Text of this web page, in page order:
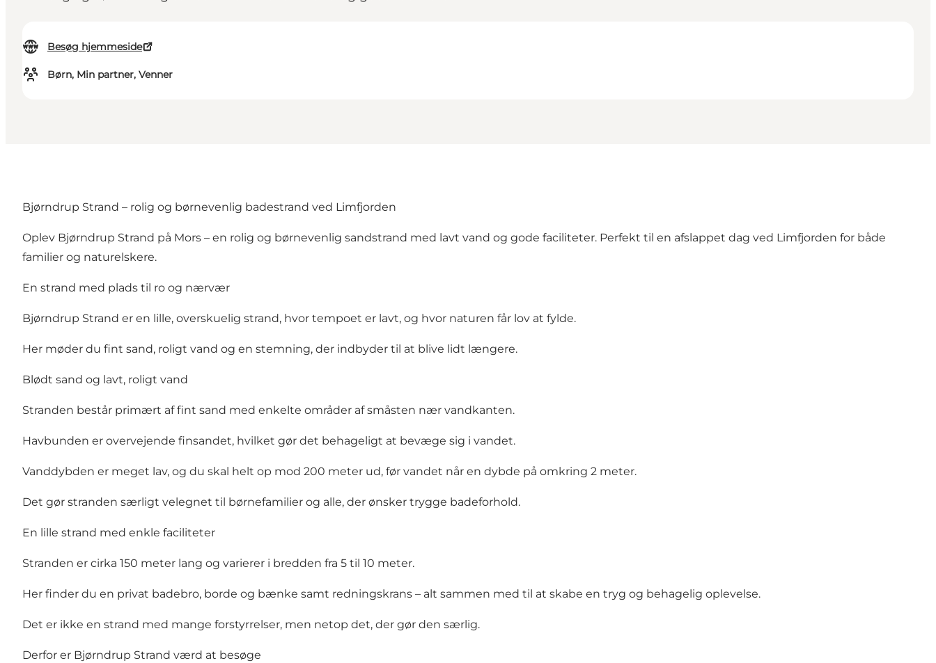
Besøg hjemmeside
Børn, Min partner, Venner
Bjørndrup Strand – rolig og børnevenlig badestrand ved Limfjorden
Oplev Bjørndrup Strand på Mors – en rolig og børnevenlig sandstrand med lavt vand og gode faciliteter. Perfekt til en afslappet dag ved Limfjorden for både
familier og naturelskere.
En strand med plads til ro og nærvær
Bjørndrup Strand er en lille, overskuelig strand, hvor tempoet er lavt, og hvor naturen får lov at fylde.
Her møder du fint sand, roligt vand og en stemning, der indbyder til at blive lidt længere.
Blødt sand og lavt, roligt vand
Stranden består primært af fint sand med enkelte områder af småsten nær vandkanten.
Havbunden er overvejende finsandet, hvilket gør det behageligt at bevæge sig i vandet.
Vanddybden er meget lav, og du skal helt op mod 200 meter ud, før vandet når en dybde på omkring 2 meter.
Det gør stranden særligt velegnet til børnefamilier og alle, der ønsker trygge badeforhold.
En lille strand med enkle faciliteter
Stranden er cirka 150 meter lang og varierer i bredden fra 5 til 10 meter.
Her finder du en privat badebro, borde og bænke samt redningskrans – alt sammen med til at skabe en tryg og behagelig oplevelse.
Det er ikke en strand med mange forstyrrelser, men netop det, der gør den særlig.
Derfor er Bjørndrup Strand værd at besøge